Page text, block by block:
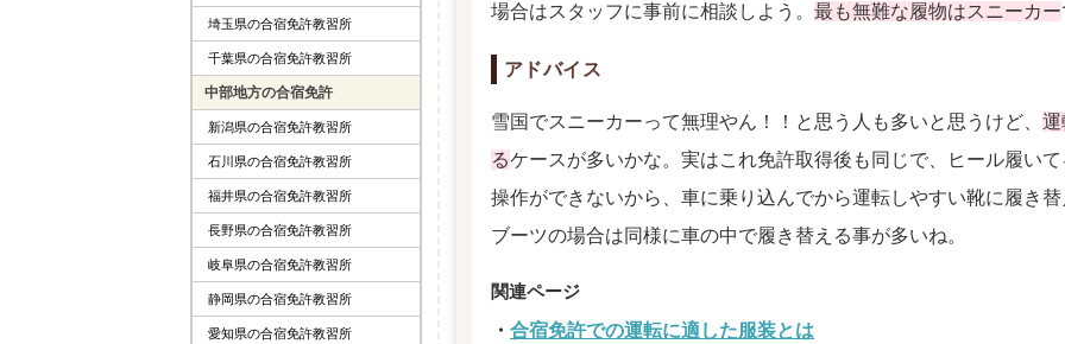
場合はスタッフに事前に相談しよう。 最も無難な履物はスニーカー
アドバイス
雪国でスニーカーって無理やん！！と思う人も多いと思うけど、 運
るケースが多いかな。実はこれ免許取得後も同じで、ヒール履い
操作ができないから、車に乗り込んでから運転しやすい靴に履き
ブーツの場合は同様に車の中で履き替える事が多いね。
合宿免許での運転に適した服装とは
埼玉県の合宿免許教習所
千葉県の合宿免許教習所
中部地方の合宿免許
新潟県の合宿免許教習所
石川県の合宿免許教習所
福井県の合宿免許教習所
長野県の合宿免許教習所
岐阜県の合宿免許教習所
静岡県の合宿免許教習所
愛知県の合宿免許教習所